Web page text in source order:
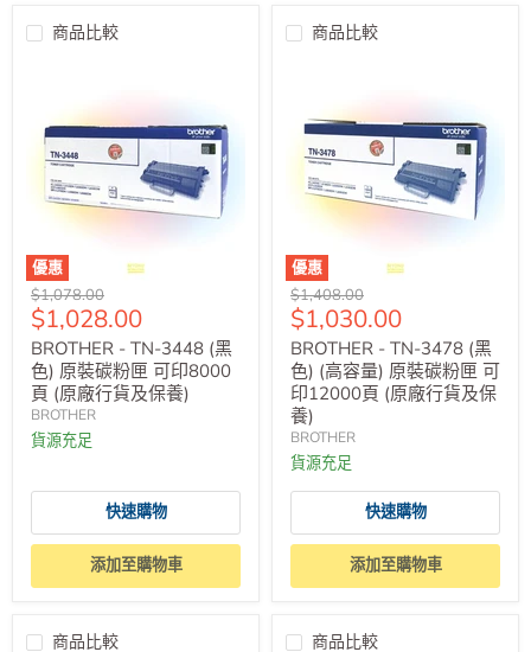
商品比較
優惠
原
價
$1,078.00
售
價
$1,028.00
BROTHER - TN-3448 (黑
色) 原裝碳粉匣 可印8000
頁 (原廠行貨及保養)
BROTHER
貨源充足
快速購物
添加至購物車
商品比較
優惠
原
價
$1,408.00
售
價
$1,030.00
BROTHER - TN-3478 (黑
色) (高容量) 原裝碳粉匣 可
印12000頁 (原廠行貨及保
養)
BROTHER
貨源充足
快速購物
添加至購物車
商品比較 商品比較